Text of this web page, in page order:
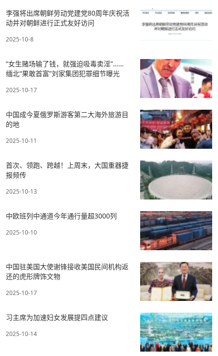
李强将出席朝鲜劳动党建党80周年庆祝活
动并对朝鲜进行正式友好访问
2025-10-8
“女生赌场输了钱，就强迫吸毒卖淫”……
缅北“果敢首富”刘家集团犯罪细节曝光
2025-10-17
中国成今夏俄罗斯游客第二大海外旅游目
的地
2025-10-11
首次、领跑、跨越！上周末，大国重器捷
报频传
2025-10-13
中欧班列中通道今年通行量超3000列
2025-10-10
中国驻美国大使谢锋接收美国民间机构返
还的虎形牌饰文物
2025-10-17
习主席为加速妇女发展提四点建议
2025-10-14